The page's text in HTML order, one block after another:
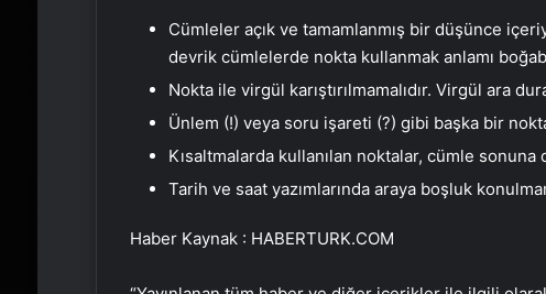
Cümleler açık ve tamamlanmış bir düşünce
devrik cümlelerde nokta kullanmak anlamı
Nokta ile virgül karıştırılmamalıdır. Virgül ara
Ünlem (!) veya soru işareti (?) gibi başka bir
Kısaltmalarda kullanılan noktalar, cümle
Tarih ve saat yazımlarında araya boşluk
Haber Kaynak : HABERTURK.COM